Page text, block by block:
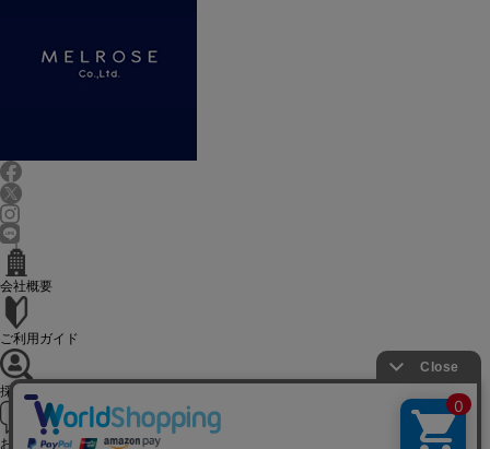
会社概要
ご利用ガイド
採用情報
お問い合せ